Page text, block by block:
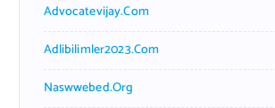
Advocatevijay.com
Adlibilimler2023.com
Naswwebed.org